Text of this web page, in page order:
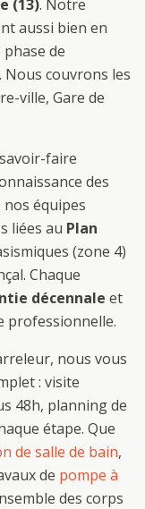
(13). Notre
aussi bien en
phase de
Nous couvrons les
ville, Gare de
faire
des
nos équipes
liées au Plan
(zone 4)
Chaque
décennale et
professionnelle.
, nous vous
: visite
48h, planning de
étape. Que
de salle de bain,
de pompe à
des corps